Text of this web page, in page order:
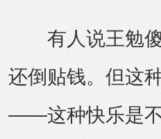
有人说王勉傻
还倒贴钱。但这
——这种快乐是